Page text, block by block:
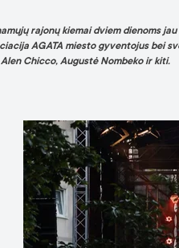
rajonų kiemai dviem dienoms
AGATA miesto gyventojus bei
Chicco, Augustė Nombeko ir kiti.